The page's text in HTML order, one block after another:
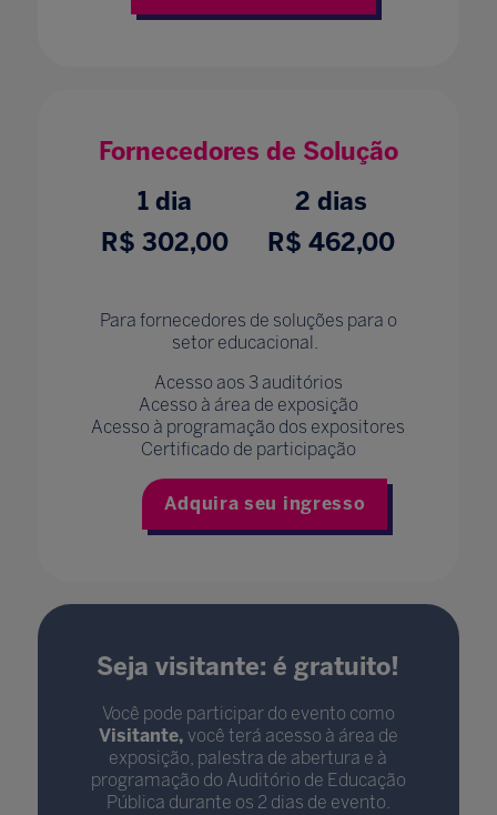
Fornecedores de Solução
1 dia
R$ 302,00
2 dias
R$ 462,00
Para fornecedores de soluções para o
setor educacional.
Acesso aos 3 auditórios
Acesso à área de exposição
Acesso à programação dos expositores
Certificado de participação
Adquira seu ingresso
Seja visitante: é gratuito!
Você pode participar do evento como
Visitante, você terá acesso à área de
exposição, palestra de abertura e à
programação do Auditório de Educação
Pública durante os 2 dias de evento.